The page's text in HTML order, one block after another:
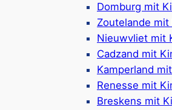
Domburg mit
Zoutelande mit
Nieuwvliet mit
Cadzand mit
Kamperland
Renesse mit
Breskens mit
Gibt es hundefreundliche
Scharendijke?
Ja, viele Ferienhäuser in
Hunde, oft sind bis zu zwei
willkommen. Manche Häuser
wie umzäunte Gärten oder